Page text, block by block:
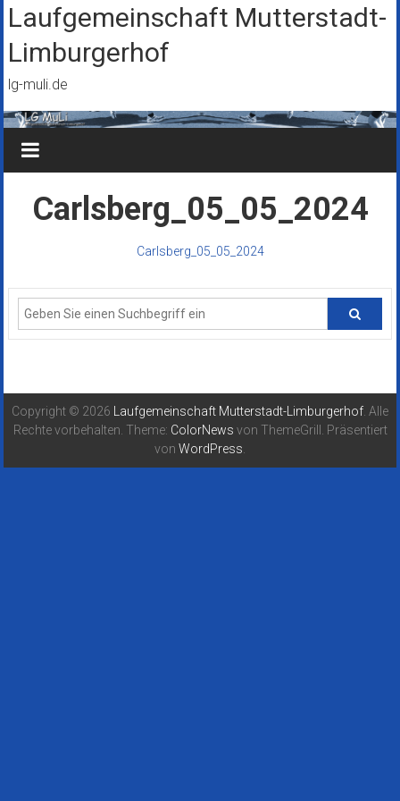
Zum
Inhalt
springen
Laufgemeinschaft Mutterstadt-
Limburgerhof
lg-muli.de
Carlsberg_05_05_2024
Carlsberg_05_05_2024
Copyright © 2026 Laufgemeinschaft Mutterstadt-Limburgerhof . Alle
Rechte vorbehalten. Theme: ColorNews von ThemeGrill. Präsentiert
von WordPress